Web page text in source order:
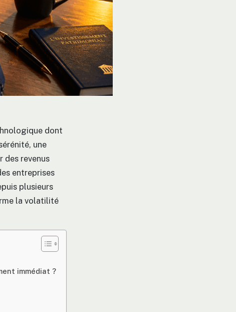
dont
une
des revenus
entreprises
plusieurs
la volatilité
immédiat ?